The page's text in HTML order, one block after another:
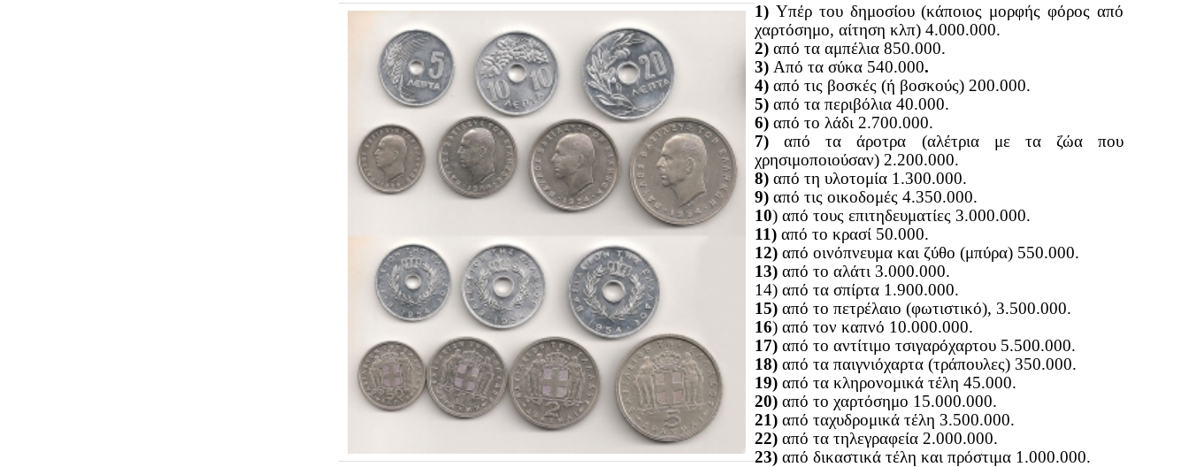
1) Υπέρ του δημοσίου (κάποιος μορφής φόρος από
χαρτόσημο, αίτηση κλπ) 4.000.000.
2) από τα αμπέλια 850.000.
3) Από τα σύκα 540.000.
4) από τις βοσκές (ή βοσκούς) 200.000.
5) από τα περιβόλια 40.000.
6) από το λάδι 2.700.000.
7) από τα άροτρα (αλέτρια με τα ζώα που
χρησιμοποιούσαν) 2.200.000.
8) από τη υλοτομία 1.300.000.
9) από τις οικοδομές 4.350.000.
10) από τους επιτηδευματίες 3.000.000.
11) από το κρασί 50.000.
12) από οινόπνευμα και ζύθο (μπύρα) 550.000.
13) από το αλάτι 3.000.000.
14) από τα σπίρτα 1.900.000.
15) από το πετρέλαιο (φωτιστικό), 3.500.000.
16) από τον καπνό 10.000.000.
17) από το αντίτιμο τσιγαρόχαρτου 5.500.000.
18) από τα παιγνιόχαρτα (τράπουλες) 350.000.
19) από τα κληρονομικά τέλη 45.000.
20) από το χαρτόσημο 15.000.000.
21) από ταχυδρομικά τέλη 3.500.000.
22) από τα τηλεγραφεία 2.000.000.
23) από δικαστικά τέλη και πρόστιμα 1.000.000.